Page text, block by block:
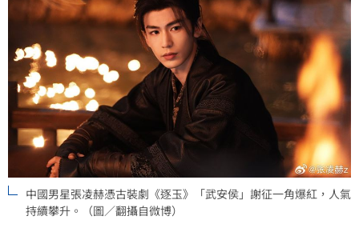
中國男星張凌赫憑古裝劇《逐玉》「武安侯」謝征一角爆紅，人氣
持續攀升。（圖／翻攝自微博）